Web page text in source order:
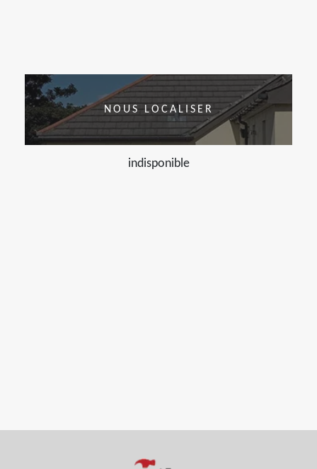
NOUS LOCALISER
indisponible